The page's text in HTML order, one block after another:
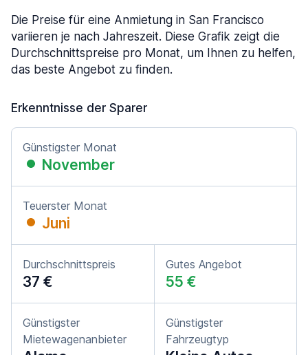
Die Preise für eine Anmietung in San Francisco
variieren je nach Jahreszeit. Diese Grafik zeigt die
Durchschnittspreise pro Monat, um Ihnen zu helfen,
das beste Angebot zu finden.
Erkenntnisse der Sparer
Günstigster Monat
November
Teuerster Monat
Juni
Durchschnittspreis
37 €
Gutes Angebot
55 €
Günstigster
Mietewagenanbieter
Günstigster
Fahrzeugtyp